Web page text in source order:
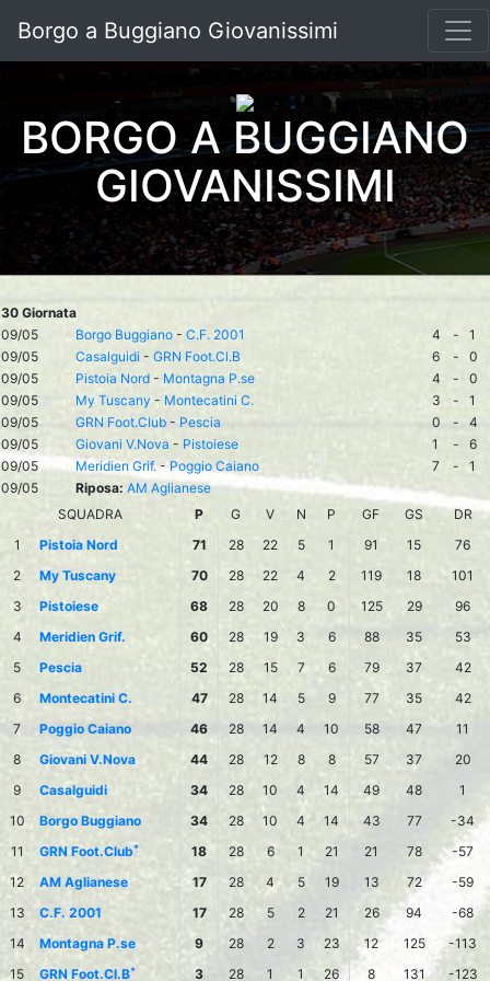
Borgo a Buggiano Giovanissimi
BORGO A BUGGIANO
GIOVANISSIMI
30 Giornata
09/05
Borgo Buggiano - C.F. 2001 4 -
1
09/05
Casalguidi - GRN Foot.Cl.B 6 -
0
09/05
Pistoia Nord - Montagna P.se 4 -
0
09/05
My Tuscany - Montecatini C. 3 -
1
09/05
GRN Foot.Club - Pescia 0 -
4
09/05
Giovani V.Nova - Pistoiese 1 -
6
09/05
Meridien Grif.-Poggio Caiano 7 -
1
09/05
Riposa: AM Aglianese
SQUADRA
P G V N P GF GS
DR
1
Pistoia Nord 71 28 22 5 1 91 15
76
2
My Tuscany 70 28 22 4 2 119 18
101
3
Pistoiese 68 28 20 8 0 125 29
96
4
Meridien Grif. 60 28 19 3 6 88 35
53
5
Pescia 52 28 15 7 6 79 37
42
6
Montecatini C. 47 28 14 5 9 77 35
42
7
Poggio Caiano 46 28 14 4 10 58 47
11
8
Giovani V.Nova 44 28 12 8 8 57 37
20
9
Casalguidi 34 28 10 4 14 49 48
1
10
Borgo Buggiano 34 28 10 4 14 43 77
-34
11
GRN Foot.Club* 18 28 6 1 21 21 78
-57
12
AM Aglianese 17 28 4 5 19 13 72
-59
13
C.F. 2001 17 28 5 2 21 26 94
-68
14
Montagna P.se 9 28 2 3 23 12 125
-113
15
GRN Foot.Cl.B* 3 28 1 1 26 8 131 -123